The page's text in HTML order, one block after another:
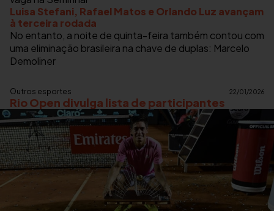
Luisa Stefani, Rafael Matos e Orlando Luz avançam
à terceira rodada
No entanto, a noite de quinta-feira também contou com
uma eliminação brasileira na chave de duplas: Marcelo
Demoliner
Outros esportes 22/01/2026
Rio Open divulga lista de participantes